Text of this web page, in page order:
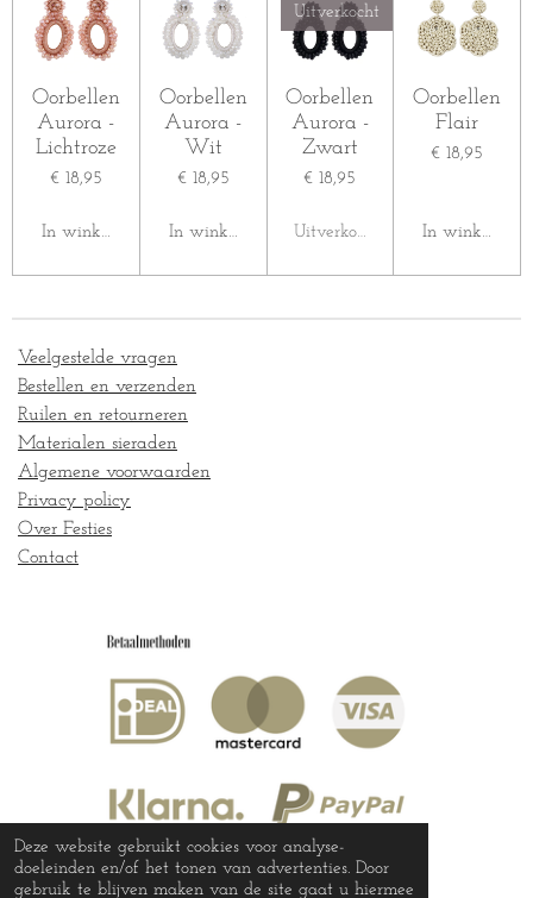
Deze website gebruikt cookies voor analyse-
doeleinden en/of het tonen van advertenties. Door
gebruik te blijven maken van de site gaat u hiermee
Oorbellen
Aurora -
Lichtroze
€ 18,95
In winkelwagen
Oorbellen
Aurora -
Wit
€ 18,95
In winkelwagen
Uitverkocht
Oorbellen
Aurora -
Zwart
€ 18,95
Uitverkocht
Oorbellen
Flair
€ 18,95
In
Veelgestelde vragen
Bestellen en verzenden
Ruilen en retourneren
Materialen sieraden
Algemene voorwaarden
Privacy policy
Over Festies
Contact